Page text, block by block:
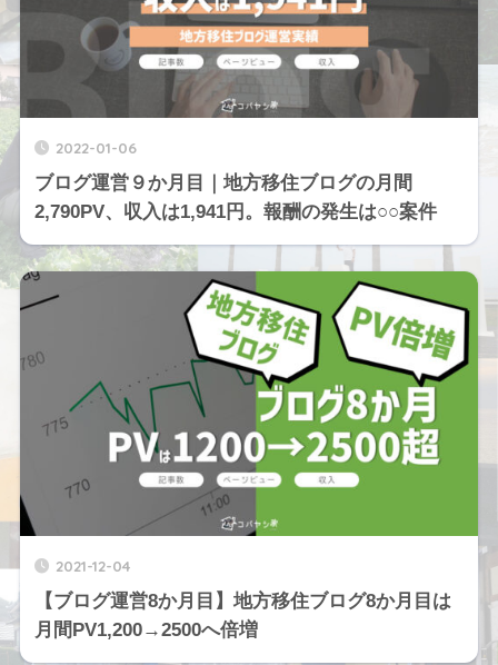
2022-01-06
ブログ運営９か月目｜地方移住ブログの月間
2,790PV、収入は1,941円。報酬の発生は○○案件
2021-12-04
【ブログ運営8か月目】地方移住ブログ8か月目は
月間PV1,200→2500へ倍増